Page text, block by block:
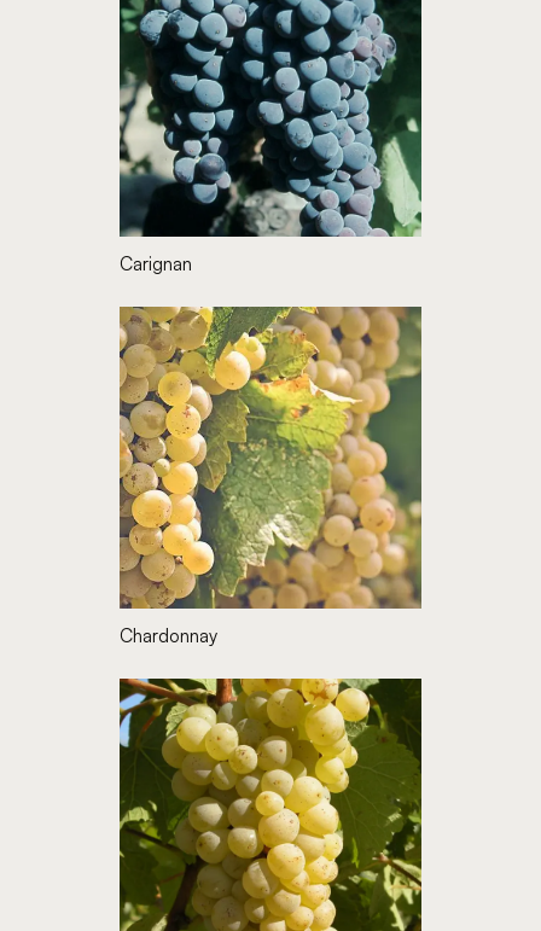
Carignan
Chardonnay